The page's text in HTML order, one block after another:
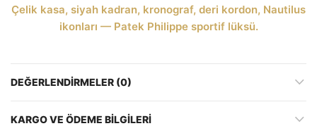
Çelik kasa, siyah kadran, kronograf, deri kordon, Nautilus
ikonları — Patek Philippe sportif lüksü.
DEĞERLENDIRMELER (0)
KARGO VE ÖDEME BILGILERI